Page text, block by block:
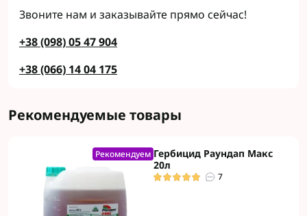
Звоните нам и заказывайте прямо сейчас!
+38 (098) 05 47 904
+38 (066) 14 04 175
Рекомендуемые товары
Рекомендуем Гербицид Раундап Макс
20л
7